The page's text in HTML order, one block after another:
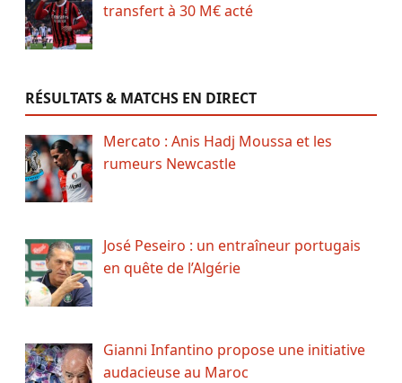
transfert à 30 M€ acté
RÉSULTATS & MATCHS EN DIRECT
Mercato : Anis Hadj Moussa et les
rumeurs Newcastle
José Peseiro : un entraîneur portugais
en quête de l’Algérie
Gianni Infantino propose une initiative
audacieuse au Maroc